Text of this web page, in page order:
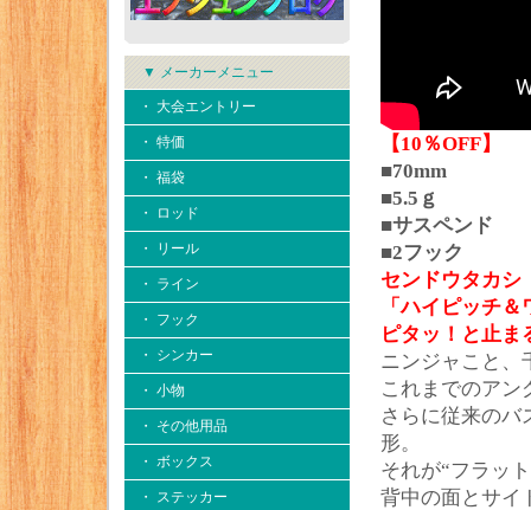
▼ メーカーメニュー
・ 大会エントリー
・ 特価
・ 福袋
・ ロッド
・ リール
・ ライン
・ フック
・ シンカー
・ 小物
・ その他用品
・ ボックス
・ ステッカー
【10％OFF】
■70mm
■5.5ｇ
■サスペンド
■2フック
センドウタカ
「ハイピッチ
ピタッ！と止ま
ニンジャこと
これまでのアン
さらに従来のバ
形。
それが“フラッ
背中の面とサイ